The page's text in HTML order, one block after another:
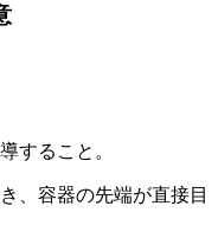
すること。
、容器の先端が直接目